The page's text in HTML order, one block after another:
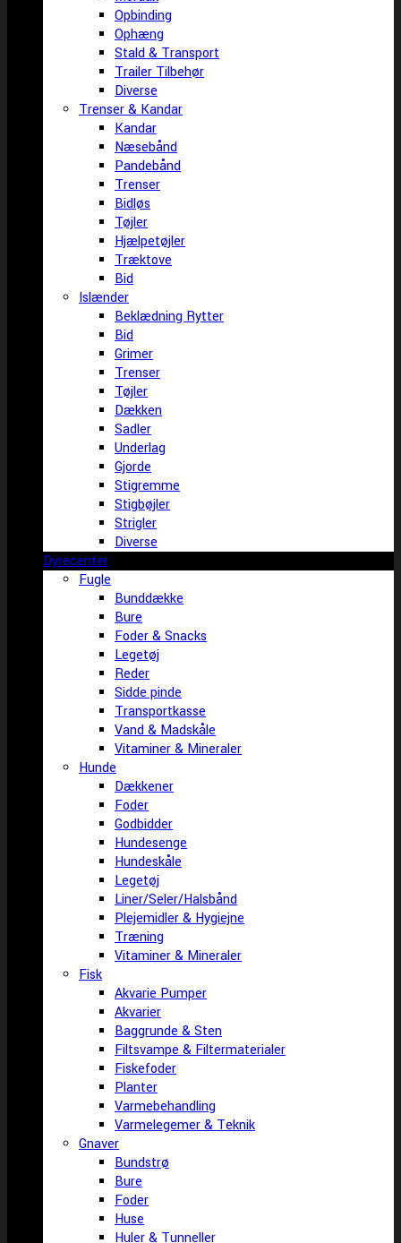
Opbinding
Ophæng
Stald & Transport
Trailer Tilbehør
Diverse
Trenser & Kandar
Kandar
Næsebånd
Pandebånd
Trenser
Bidløs
Tøjler
Hjælpetøjler
Træktove
Bid
Islænder
Beklædning Rytter
Bid
Grimer
Trenser
Tøjler
Dækken
Sadler
Underlag
Gjorde
Stigremme
Stigbøjler
Strigler
Diverse
Dyrecenter
Fugle
Bunddække
Bure
Foder & Snacks
Legetøj
Reder
Sidde pinde
Transportkasse
Vand & Madskåle
Vitaminer & Mineraler
Hunde
Dækkener
Foder
Godbidder
Hundesenge
Hundeskåle
Legetøj
Liner/Seler/Halsbånd
Plejemidler & Hygiejne
Træning
Vitaminer & Mineraler
Fisk
Akvarie Pumper
Akvarier
Baggrunde & Sten
Filtsvampe & Filtermaterialer
Fiskefoder
Planter
Varmebehandling
Varmelegemer & Teknik
Gnaver
Bundstrø
Bure
Foder
Huse
Huler & Tunneller